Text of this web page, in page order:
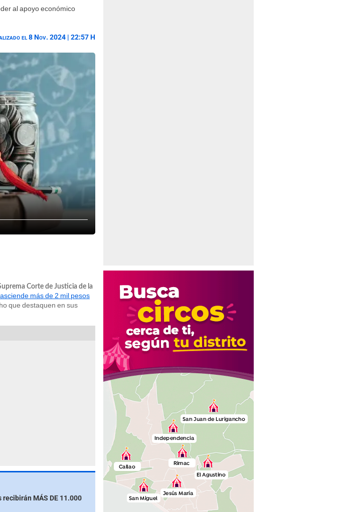
al apoyo económico
el 8 Nov. 2024 | 22:57 H
Corte de Justicia de la
más de 2 mil pesos
que destaquen en sus
MÁS DE 11.000